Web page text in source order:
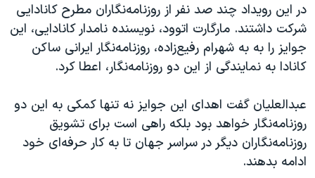
در این رویداد چند صد نفر از روزنامه‌نگاران مطرح کانادایی
شرکت داشتند. مارگارت اتوود، نویسنده نامدار کانادایی، این
جوایز را به به شهرام رفیع‌زاده، روزنامه‌نگار ایرانی ساکن
کانادا به نمایندگی از این دو روزنامه‌نگار، اعطا کرد.
عبدالعلیان گفت اهدای این جوایز نه تنها کمکی به این دو
روزنامه‌نگار خواهد بود بلکه راهی است برای تشویق
روزنامه‌نگاران دیگر در سراسر جهان تا به کار حرفه‌ای خود
ادامه بدهند.